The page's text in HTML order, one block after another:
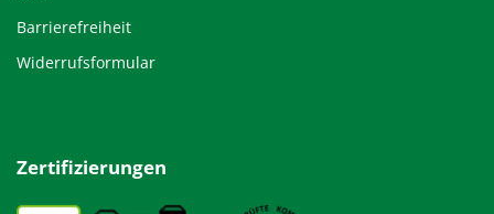
Barrierefreiheit
Widerrufsformular
Zertifizierungen